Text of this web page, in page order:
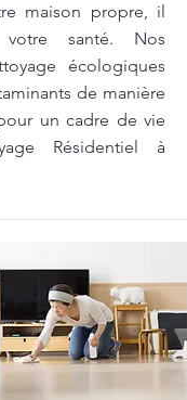
maison propre, il
votre santé. Nos
écologiques
de manière
un cadre de vie
Résidentiel à